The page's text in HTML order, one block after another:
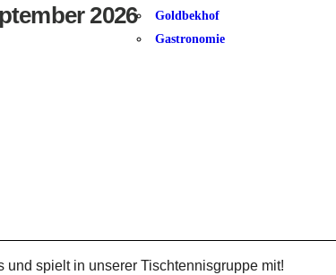
Goldbekhof
Gastronomie
2026
und spielt in unserer Tischtennisgruppe mit!